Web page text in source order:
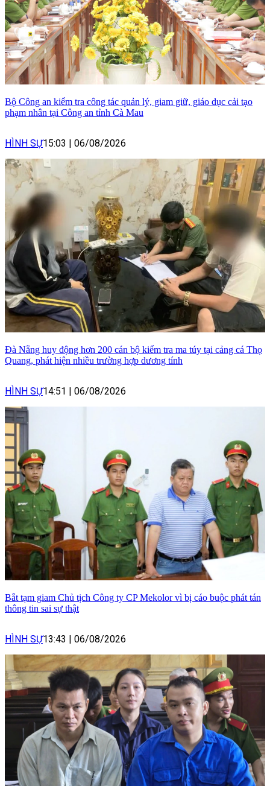
Bộ Công an kiểm tra công tác quản lý, giam giữ, giáo dục cải tạo
phạm nhân tại Công an tỉnh Cà Mau
HÌNH SỰ15:03 06/08/2026
Đà Nẵng huy động hơn 200 cán bộ kiểm tra ma túy tại cảng cá Thọ
Quang, phát hiện nhiều trường hợp dương tính
HÌNH SỰ14:51 06/08/2026
Bắt tạm giam Chủ tịch Công ty CP Mekolor vì bị cáo buộc phát tán
thông tin sai sự thật
HÌNH SỰ13:43 06/08/2026